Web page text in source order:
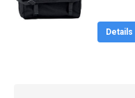
Details